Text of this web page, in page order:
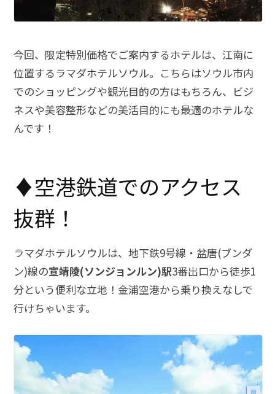
今回、限定特別価格でご案内するホテルは、江南に
位置するラマダホテルソウル。こちらはソウル市内
でのショッピングや観光目的の方はもちろん、ビジ
ネスや美容整形などの美活目的にも最適のホテルな
んです！
♦空港鉄道でのアクセス
抜群！
ラマダホテルソウルは、地下鉄9号線・盆唐(ブンダ
ン)線の宣靖陵(ソンジョンルン)駅3番出口から徒歩1
分という便利な立地！金浦空港から乗り換えなしで
行けちゃいます。